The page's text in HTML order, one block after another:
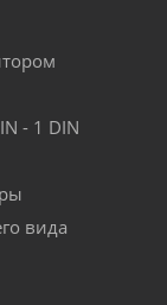
- 1 DIN
вида